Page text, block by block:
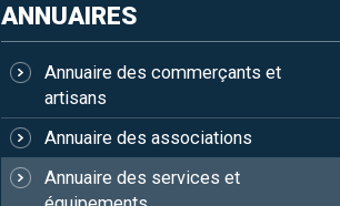
ANNUAIRES
Annuaire des commerçants et
artisans
Annuaire des associations
Annuaire des services et